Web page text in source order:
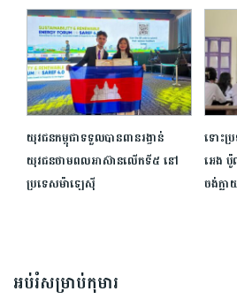
យុវជនកម្ពុជាទទួលបានពានរង្វាន់
យុវជនថាមពលអាស៊ានលើកទី៥ នៅ
ប្រទេសម៉ាឡេស៊ី
ទោះប្
អេង ប៉ូ
ចង់ក្ល
អប់រំសម្រាប់កុមារ